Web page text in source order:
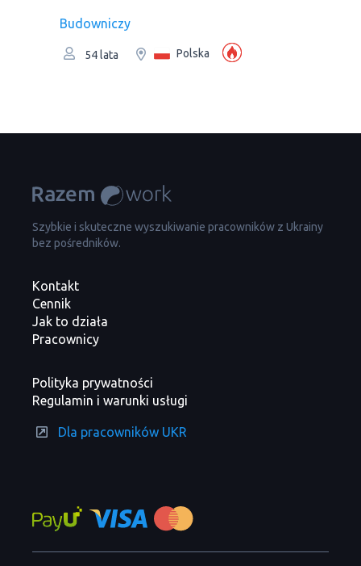
Budowniczy
54 lata Polska
Szybkie i skuteczne wyszukiwanie pracowników z Ukrainy
bez pośredników.
Kontakt
Cennik
Jak to działa
Pracownicy
Polityka prywatności
Regulamin i warunki usługi
Dla pracowników UKR